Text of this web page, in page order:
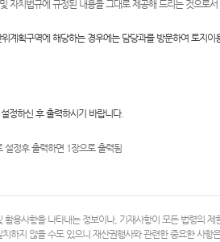
자치법규에 규정된 내용을 그대로 제공해 드리는 것으로
계획구역에 해당하는 경우에는 담당과를 방문하여 토지
정하신 후 출력하시기 바랍니다.
정후 출력하면 1장으로 출력됨
용사항을 나타내는 정보이나, 기재사항이 모든 법령의 제
하지 않을 수도 있으니 재산권행사와 관련한 중요한 사